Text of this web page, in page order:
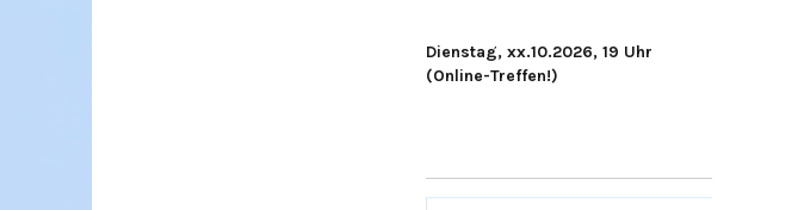
Dienstag, xx.10.2026, 19 Uhr
(Online-Treffen!)